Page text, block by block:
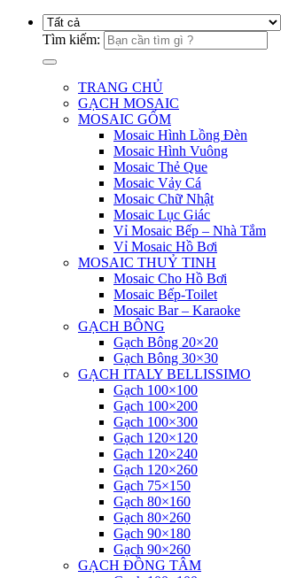
Tìm kiếm:
TRANG CHỦ
GẠCH MOSAIC
MOSAIC GỐM
Mosaic Hình Lồng Đèn
Mosaic Hình Vuông
Mosaic Thẻ Que
Mosaic Vảy Cá
Mosaic Chữ Nhật
Mosaic Lục Giác
Vỉ Mosaic Bếp – Nhà Tắm
Vỉ Mosaic Hồ Bơi
MOSAIC THUỶ TINH
Mosaic Cho Hồ Bơi
Mosaic Bếp-Toilet
Mosaic Bar – Karaoke
GẠCH BÔNG
Gạch Bông 20×20
Gạch Bông 30×30
GẠCH ITALY BELLISSIMO
Gạch 100×100
Gạch 100×200
Gạch 100×300
Gạch 120×120
Gạch 120×240
Gạch 120×260
Gạch 75×150
Gạch 80×160
Gạch 80×260
Gạch 90×180
Gạch 90×260
GẠCH ĐỒNG TÂM